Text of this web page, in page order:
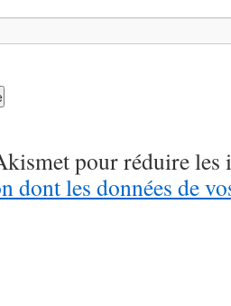
pour réduire les
dont les données de